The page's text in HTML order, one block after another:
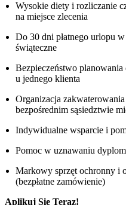
Wysokie diety i rozliczanie
na miejsce zlecenia
Do 30 dni płatnego urlopu
świąteczne
Bezpieczeństwo
u jednego klienta
Organizacja
bezpośrednim sąsiedztwie
Indywidualne wsparcie i
Pomoc w uznawaniu
Markowy sprzęt ochronny i
(bezpłatne zamówienie)
Aplikuj Się Teraz!